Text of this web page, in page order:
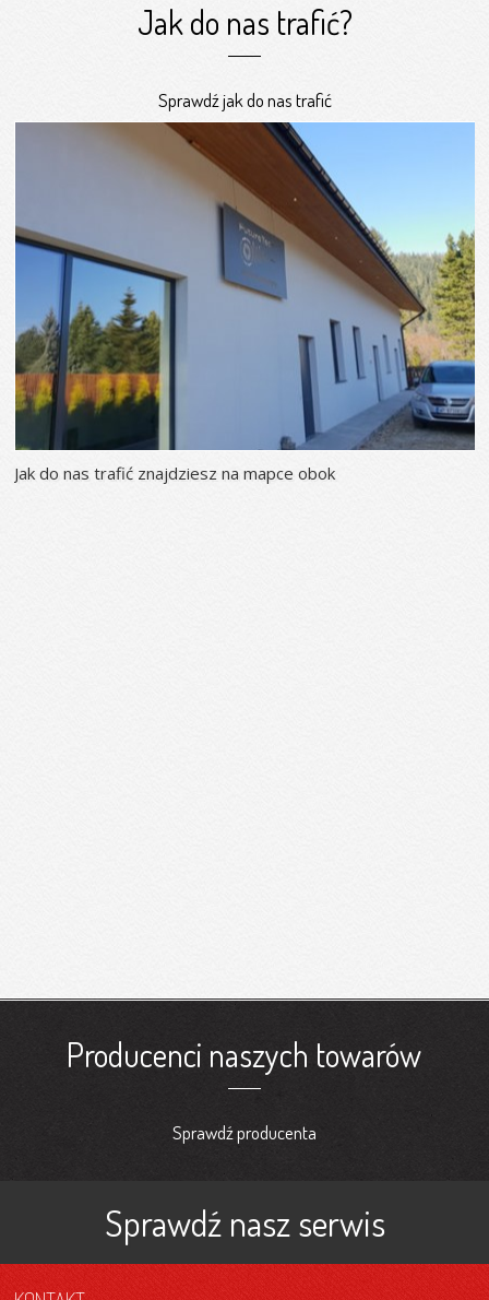
Jak do nas trafić?
Sprawdź jak do nas trafić
Jak do nas trafić znajdziesz na mapce obok
Producenci naszych towarów
Sprawdź producenta
Sprawdź nasz serwis